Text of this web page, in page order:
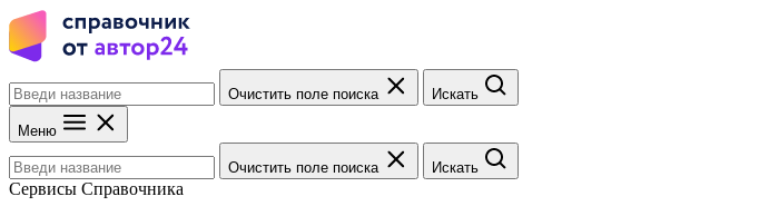
Очистить поле поиска Искать
Меню
Очистить поле поиска Искать
Сервисы Справочника